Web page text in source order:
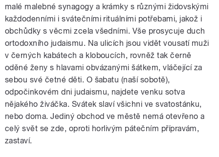
malé malebné synagogy a krámky s různými židovskými
každodenními i svátečními rituálními potřebami, jakož i
obchůdky s věcmi zcela všedními. Vše prosycuje duch
ortodoxního judaismu. Na ulicích jsou vidět vousatí muži
v černých kabátech a kloboucích, rovněž tak černě
oděné ženy s hlavami obvázanými šátkem, vláčející za
sebou své četné děti. O šabatu (naší sobotě),
odpočinkovém dni judaismu, najdete venku sotva
nějakého živáčka. Svátek slaví všichni ve svatostánku,
nebo doma. Jediný obchod ve městě nemá otevřeno a
celý svět se zde, oproti horlivým pátečním přípravám,
zastaví.